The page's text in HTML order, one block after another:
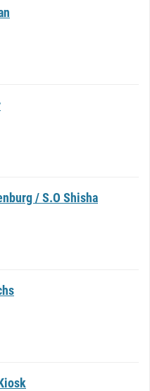
/ S.O Shisha